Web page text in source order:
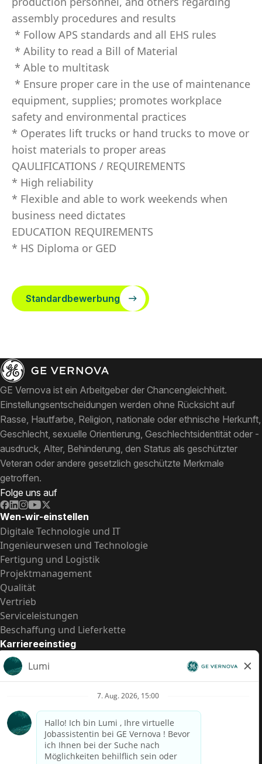
assembly procedures and results
* Follow APS standards and all EHS rules
* Ability to read a Bill of Material
* Able to multitask
* Ensure proper care in the use of maintenance
equipment, supplies; promotes workplace
safety and environmental practices
* Operates lift trucks or hand trucks to move or
hoist materials to proper areas
QAULIFICATIONS / REQUIREMENTS
* High reliability
* Flexible and able to work weekends when
business need dictates
EDUCATION REQUIREMENTS
* HS Diploma or GED
Standardbewerbung
GE Vernova ist ein Arbeitgeber der Chancengleichheit.
Einstellungsentscheidungen werden ohne Rücksicht auf
Rasse, Hautfarbe, Religion, nationale oder ethnische Herkunft,
Geschlecht, sexuelle Orientierung, Geschlechtsidentität oder -
ausdruck, Alter, Behinderung, den Status als geschützter
Veteran oder andere gesetzlich geschützte Merkmale
getroffen.
Folge uns auf
Wen-wir-einstellen
Digitale Technologie und IT
Ingenieurwesen und Technologie
Fertigung und Logistik
Projektmanagement
Qualität
Vertrieb
Serviceleistungen
Beschaffung und Lieferkette
Karriereeinstieg
Praktika
Einstiegspositionen
US-Gehalts­transparenz
Datenschutzhinweis für Kandidaten
Betrugswarnung
Lohntransparenz in Brasilien (Relatório de Transparência